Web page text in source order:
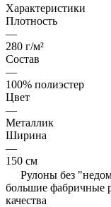
Характеристики
Плотность
—
280 г/м²
Состав
—
100% полиэстер
Цвет
—
Металлик
Ширина
—
150 см
Рулоны без
большие фабричные
качества